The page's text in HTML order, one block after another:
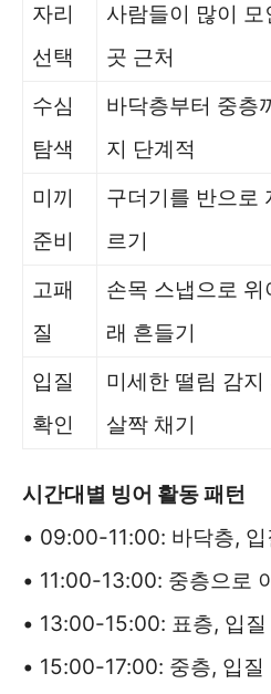
자리
선택
사람들이 많이 모
곳 근처
수심
탐색
바닥층부터 중층
지 단계적
미끼
준비
구더기를 반으로
르기
고패
질
손목 스냅으로 위
래 흔들기
입질
확인
미세한 떨림 감지
살짝 채기
시간대별 빙어 활동 패턴
• 09:00-11:00: 바닥층,
• 11:00-13:00: 중층으로
• 13:00-15:00: 표층, 입질
• 15:00-17:00: 중층, 입질